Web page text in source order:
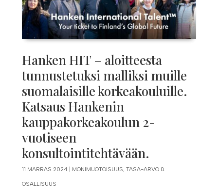
Hanken HIT – aloitteesta
tunnustetuksi malliksi muille
suomalaisille korkeakouluille.
Katsaus Hankenin
kauppakorkeakoulun 2-
vuotiseen
konsultointitehtävään.
11 MARRAS 2024| MONIMUOTOISUUS, TASA-ARVO &
OSALLISUUS